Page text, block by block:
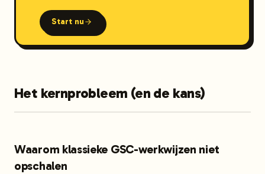
Start nu
Het kernprobleem (en de kans)
Waarom klassieke GSC-werkwijzen niet
opschalen